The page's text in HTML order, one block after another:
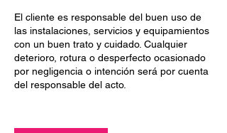
El cliente es responsable del buen uso de
las instalaciones, servicios y equipamientos
con un buen trato y cuidado. Cualquier
deterioro, rotura o desperfecto ocasionado
por negligencia o intención será por cuenta
del responsable del acto.